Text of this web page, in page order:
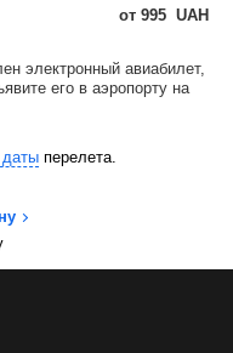
от 995 UAH
электронный авиабилет,
его в аэропорту на
даты перелета.